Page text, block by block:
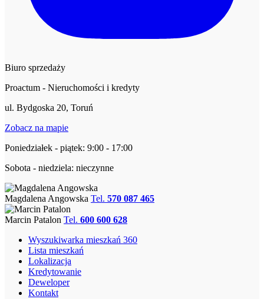
Biuro sprzedaży
Proactum - Nieruchomości i kredyty
ul. Bydgoska 20, Toruń
Zobacz na mapie
Poniedziałek - piątek: 9:00 - 17:00
Sobota - niedziela: nieczynne
Magdalena Angowska Tel. 570 087 465
Marcin Patalon Tel. 600 600 628
Wyszukiwarka mieszkań 360
Lista mieszkań
Lokalizacja
Kredytowanie
Deweloper
Kontakt